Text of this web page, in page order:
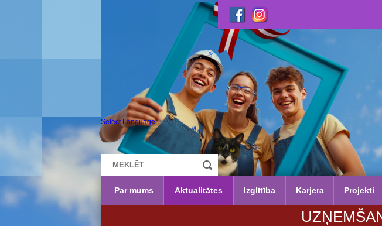
Select Language ▼
Par mums Aktualitātes Izglītība Karjera Projekti
UZŅEMŠANA